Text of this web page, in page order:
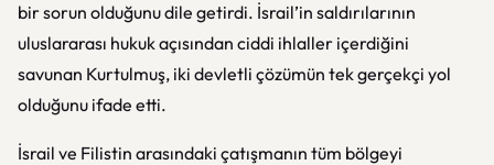
bir sorun olduğunu dile getirdi. İsrail’in saldırılarının
uluslararası hukuk açısından ciddi ihlaller içerdiğini
savunan Kurtulmuş, iki devletli çözümün tek gerçekçi yol
olduğunu ifade etti.
İsrail ve Filistin arasındaki çatışmanın tüm bölgeyi